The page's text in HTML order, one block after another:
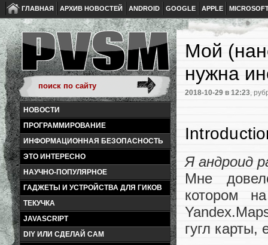
ГЛАВНАЯ АРХИВ НОВОСТЕЙ ANDROID GOOGLE APPLE
НОВОСТИ
ПРОГРАММИРОВАНИЕ
ИНФОРМАЦИОННАЯ БЕЗОПАСНОСТЬ
ЭТО ИНТЕРЕСНО
НАУЧНО-ПОПУЛЯРНОЕ
ГАДЖЕТЫ И УСТРОЙСТВА ДЛЯ ГИКОВ
ТЕКУЧКА
JAVASCRIPT
DIY ИЛИ СДЕЛАЙ САМ
Мой
нужна
2018-10-29 в 12:23,
Я андроид
Мне
котором
гугл